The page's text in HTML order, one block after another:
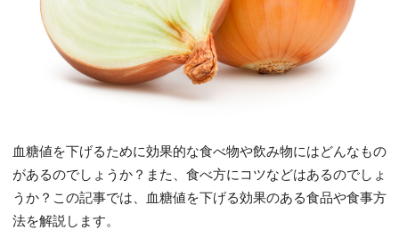
血糖値を下げるために効果的な食べ物や飲み物にはどんなもの
があるのでしょうか？また、食べ方にコツなどはあるのでしょ
うか？この記事では、血糖値を下げる効果のある食品や食事方
法を解説します。